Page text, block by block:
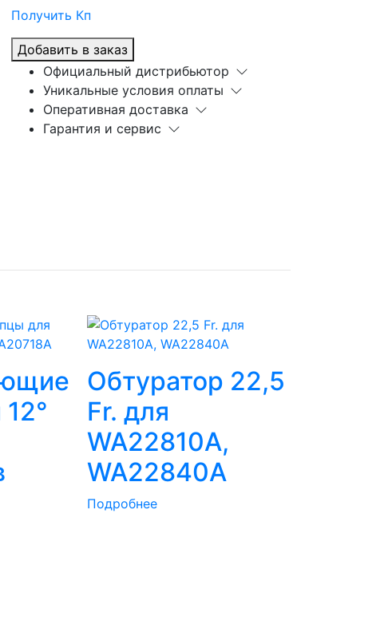
Получить Кп
Добавить в заказ
Официальный дистрибьютор
Уникальные условия оплаты
Оперативная доставка
Гарантия и сервис
Обтуратор 22,5
Fr. для
WA22810A,
WA22840A
Подробнее